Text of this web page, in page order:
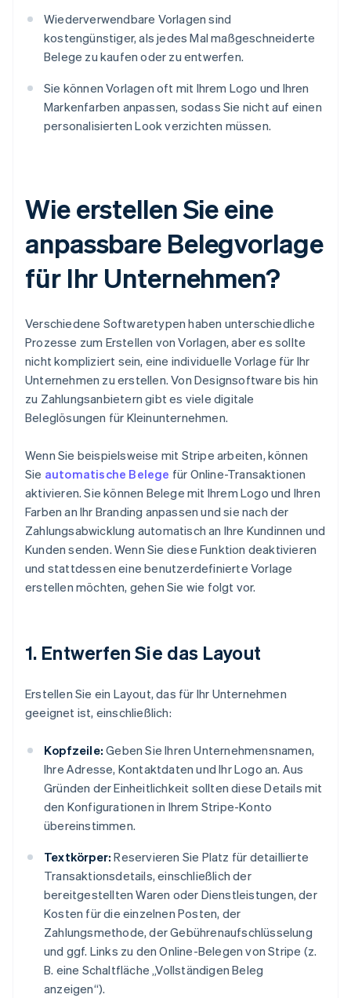
Wiederverwendbare Vorlagen sind
kostengünstiger, als jedes Mal maßgeschneiderte
Belege zu kaufen oder zu entwerfen.
Sie können Vorlagen oft mit Ihrem Logo und Ihren
Markenfarben anpassen, sodass Sie nicht auf einen
personalisierten Look verzichten müssen.
Wie erstellen Sie eine
anpassbare Belegvorlage
für Ihr Unternehmen?
Verschiedene Softwaretypen haben unterschiedliche
Prozesse zum Erstellen von Vorlagen, aber es sollte
nicht kompliziert sein, eine individuelle Vorlage für Ihr
Unternehmen zu erstellen. Von Designsoftware bis hin
zu Zahlungsanbietern gibt es viele digitale
Beleglösungen für Kleinunternehmen.
Wenn Sie beispielsweise mit Stripe arbeiten, können
Sie automatische Belege für Online-Transaktionen
aktivieren. Sie können Belege mit Ihrem Logo und Ihren
Farben an Ihr Branding anpassen und sie nach der
Zahlungsabwicklung automatisch an Ihre Kundinnen und
Kunden senden. Wenn Sie diese Funktion deaktivieren
und stattdessen eine benutzerdefinierte Vorlage
erstellen möchten, gehen Sie wie folgt vor.
1. Entwerfen Sie das Layout
Erstellen Sie ein Layout, das für Ihr Unternehmen
geeignet ist, einschließlich:
Kopfzeile: Geben Sie Ihren Unternehmensnamen,
Ihre Adresse, Kontaktdaten und Ihr Logo an. Aus
Gründen der Einheitlichkeit sollten diese Details mit
den Konfigurationen in Ihrem Stripe-Konto
übereinstimmen.
Textkörper: Reservieren Sie Platz für detaillierte
Transaktionsdetails, einschließlich der
bereitgestellten Waren oder Dienstleistungen, der
Kosten für die einzelnen Posten, der
Zahlungsmethode, der Gebührenaufschlüsselung
und ggf. Links zu den Online-Belegen von Stripe (z.
B. eine Schaltfläche „Vollständigen Beleg
anzeigen“).